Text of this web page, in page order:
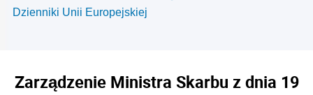
Dzienniki Unii Europejskiej
Zarządzenie Ministra Skarbu z dnia 19